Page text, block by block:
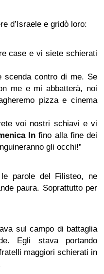
d’Israele e gridò loro:
case e vi siete schierati
scenda contro di me. Se
me e mi abbatterà, noi
pizza e cinema
voi nostri schiavi e vi
In fino alla fine dei
gli occhi!”
le parole del Filisteo, ne
paura. Soprattutto per
sul campo di battaglia
Egli stava portando
maggiori schierati in